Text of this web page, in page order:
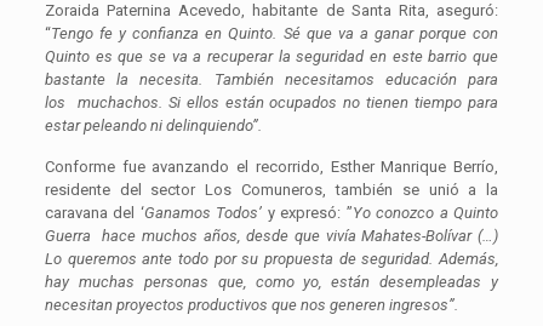
Zoraida Paternina Acevedo, habitante de Santa Rita, aseguró:
“Tengo fe y confianza en Quinto. Sé que va a ganar porque con
Quinto es que se va a recuperar la seguridad en este barrio que
bastante la necesita. También necesitamos educación para
los muchachos. Si ellos están ocupados no tienen tiempo para
estar peleando ni delinquiendo”.
Conforme fue avanzando el recorrido, Esther Manrique Berrío,
residente del sector Los Comuneros, también se unió a la
caravana del ‘Ganamos Todos’ y expresó: ”Yo conozco a Quinto
Guerra hace muchos años, desde que vivía Mahates-Bolívar (…)
Lo queremos ante todo por su propuesta de seguridad. Además,
hay muchas personas que, como yo, están desempleadas y
necesitan proyectos productivos que nos generen ingresos”.